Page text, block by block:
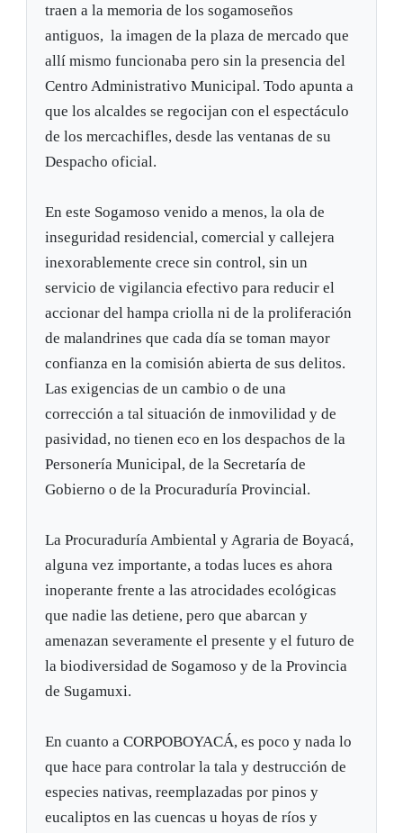
traen a la memoria de los sogamoseños
antiguos, la imagen de la plaza de mercado que
allí mismo funcionaba pero sin la presencia del
Centro Administrativo Municipal. Todo apunta a
que los alcaldes se regocijan con el espectáculo
de los mercachifles, desde las ventanas de su
Despacho oficial.
En este Sogamoso venido a menos, la ola de
inseguridad residencial, comercial y callejera
inexorablemente crece sin control, sin un
servicio de vigilancia efectivo para reducir el
accionar del hampa criolla ni de la proliferación
de malandrines que cada día se toman mayor
confianza en la comisión abierta de sus delitos.
Las exigencias de un cambio o de una
corrección a tal situación de inmovilidad y de
pasividad, no tienen eco en los despachos de la
Personería Municipal, de la Secretaría de
Gobierno o de la Procuraduría Provincial.
La Procuraduría Ambiental y Agraria de Boyacá,
alguna vez importante, a todas luces es ahora
inoperante frente a las atrocidades ecológicas
que nadie las detiene, pero que abarcan y
amenazan severamente el presente y el futuro de
la biodiversidad de Sogamoso y de la Provincia
de Sugamuxi.
En cuanto a CORPOBOYACÁ, es poco y nada lo
que hace para controlar la tala y destrucción de
especies nativas, reemplazadas por pinos y
eucaliptos en las cuencas u hoyas de ríos y